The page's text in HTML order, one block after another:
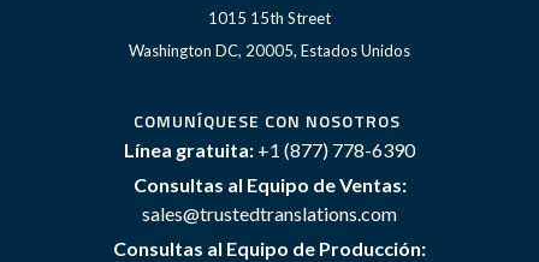
1015 15th Street
Washington DC, 20005, Estados Unidos
COMUNÍQUESE CON NOSOTROS
Línea gratuita: +1 (877) 778-6390
Consultas al Equipo de Ventas:
sales@trustedtranslations.com
Consultas al Equipo de Producción: